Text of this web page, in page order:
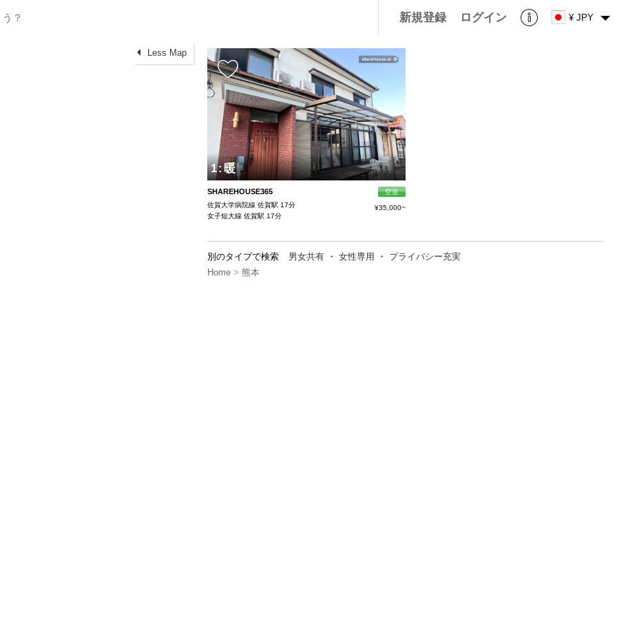
新規登録 ログイン ¥ JPY
Less Map
1:暖
SHAREHOUSE365
空室
佐賀大学病院線 佐賀駅 17分
女子短大線 佐賀駅 17分
¥35,000~
別のタイプで検索 男女共有 ・女性専用 ・ プライバシー充実
Home > 熊本